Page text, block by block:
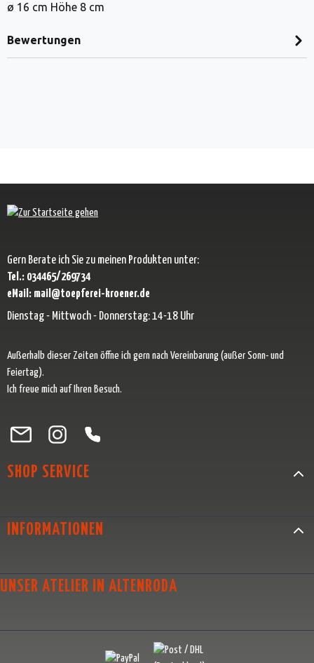
ø 16 cm Höhe 8 cm
Bewertungen
Gern Berate ich Sie zu meinen Produkten unter:
Tel.: 034465/269734
eMail: mail@toepferei-kroener.de
Dienstag - Mittwoch - Donnerstag: 14-18 Uhr
Außerhalb dieser Zeiten öffne ich gern nach Vereinbarung (außer Sonn- und
Feiertag).
Ich freue mich auf Ihren Besuch.
Besuche uns auf Facebook – öffnet in neuem Tab (externer Link)
Schau auf Instagram vorbei – öffnet in neuem Tab (externer Link)
Lass dich auf Pinterest inspirieren – öffnet in neuem Tab
Folge uns auf X – öffnet in neuem Tab (externer Link)
SHOP SERVICE
INFORMATIONEN
UNSER ATELIER IN ALTENRODA